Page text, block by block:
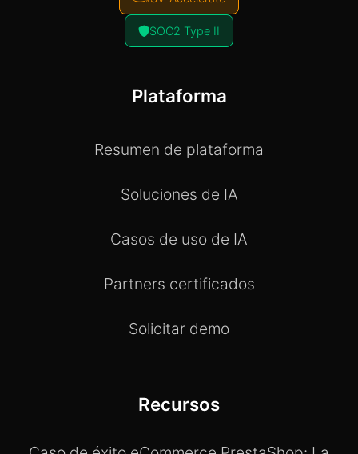
SOC2 Type II
Plataforma
Resumen de plataforma
Soluciones de IA
Casos de uso de IA
Partners certificados
Solicitar demo
Recursos